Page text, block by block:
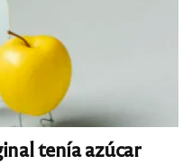
tenía azúcar